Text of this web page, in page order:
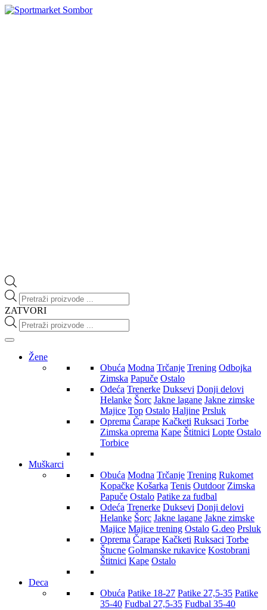
Products
search
ZATVORI
Products
search
Žene
Obuća Modna Trčanje Trening Odbojka
Zimska Papuče Ostalo
Odeća Trenerke Duksevi Donji delovi
Helanke Šorc Jakne lagane Jakne zimske
Majice Top Ostalo Haljine Prsluk
Oprema Čarape Kačketi Ruksaci Torbe
Zimska oprema Kape Štitnici Lopte Ostalo
Torbice
Muškarci
Obuća Modna Trčanje Trening Rukomet
Kopačke Košarka Tenis Outdoor Zimska
Papuče Ostalo Patike za fudbal
Odeća Trenerke Duksevi Donji delovi
Helanke Šorc Jakne lagane Jakne zimske
Majice Majice trening Ostalo G.deo Prsluk
Oprema Čarape Kačketi Ruksaci Torbe
Štucne Golmanske rukavice Kostobrani
Štitnici Kape Ostalo
Deca
Obuća Patike 18-27 Patike 27,5-35 Patike
35-40 Fudbal 27,5-35 Fudbal 35-40